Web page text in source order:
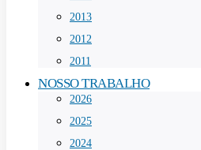
2013
2012
2011
NOSSO TRABALHO
2026
2025
2024